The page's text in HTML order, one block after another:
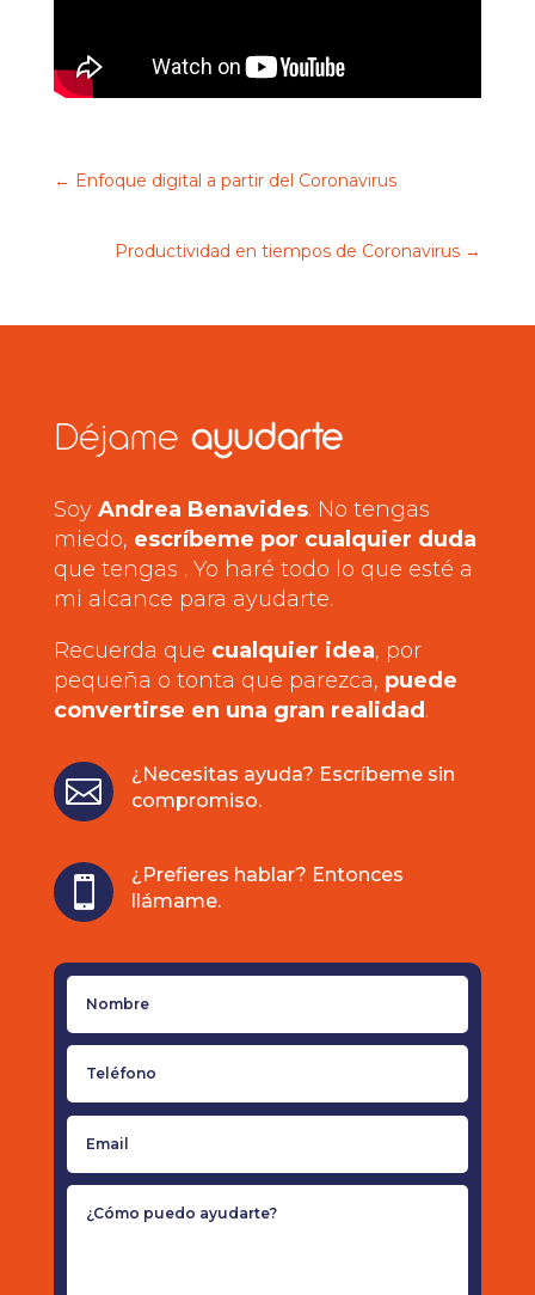
← Enfoque digital a partir del Coronavirus
Productividad en tiempos de Coronavirus →
Déjame ayudarte
Soy Andrea Benavides. No tengas
miedo, escríbeme por cualquier duda
que tengas . Yo haré todo lo que esté a
mi alcance para ayudarte.
Recuerda que cualquier idea, por
pequeña o tonta que parezca, puede
convertirse en una gran realidad .

¿Necesitas ayuda? Escríbeme sin
compromiso.

¿Prefieres hablar? Entonces
llámame.